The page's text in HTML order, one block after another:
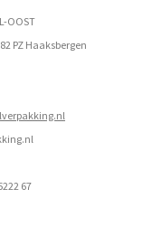
OOST
PZ Haaksbergen
67